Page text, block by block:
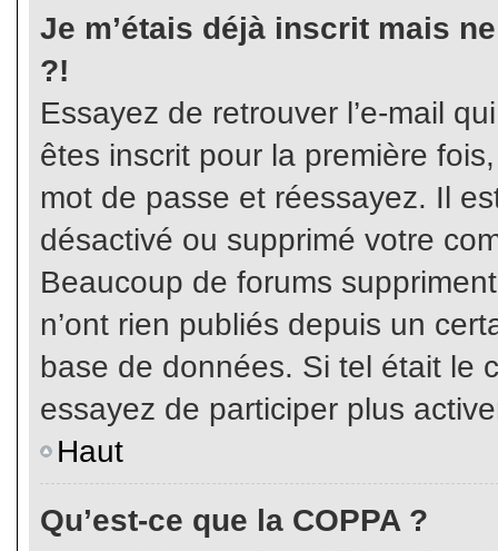
Je m’étais déjà inscrit mais
?!
Essayez de retrouver l’e-mail
êtes inscrit pour la première
mot de passe et réessayez. Il
désactivé ou supprimé votre
Beaucoup de forums
n’ont rien publiés depuis un
base de données. Si tel était le
essayez de participer plus
Haut
Qu’est-ce que la COPPA ?